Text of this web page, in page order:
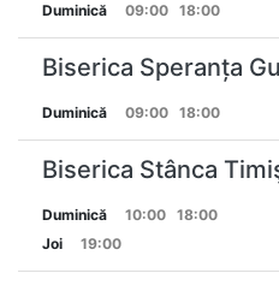
Duminică 09:00 18:00
Biserica Speranța
Duminică 09:00 18:00
Biserica Stânca
Duminică 10:00
18:00
Joi
19:00